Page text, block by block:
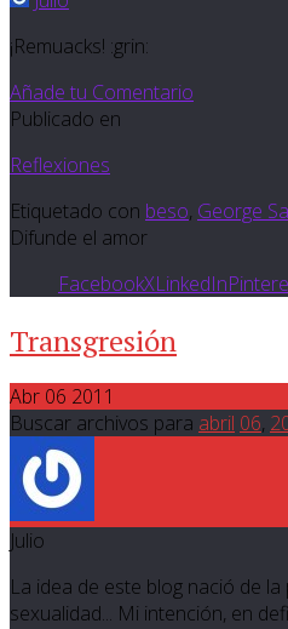
¡Remuacks! :grin:
Añade tu Comentario
Publicado en
Reflexiones
Etiquetado con beso, George
Difunde el amor
FacebookXLinkedIn
Transgresión
Abr 06 2011
Buscar archivos para abril 06,
Julio
La idea de este blog nació de
sexualidad... Mi intención, en